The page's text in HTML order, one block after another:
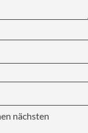
nächsten